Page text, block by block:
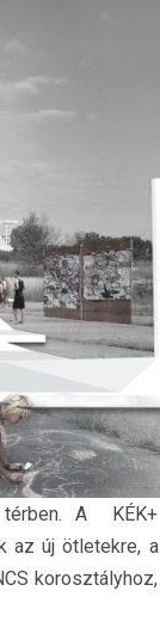
A KÉK+
az új ötletekre, a
korosztályhoz,